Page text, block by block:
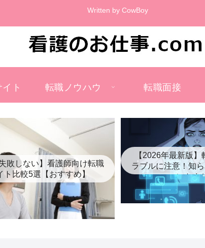
Written by CowBoy
ト 転職ノウハウ 転職面接
失敗しない】看護師向け転職
ト比較5選【おすすめ】
【2026年最新版
ラブルに注意！知
ントま